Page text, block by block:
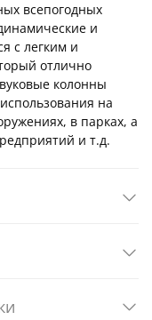
всепогодных
и
с легким и
отлично
колонны
на
в парках, а
и т.д.